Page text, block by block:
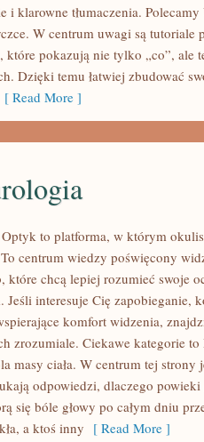
i klarowne tłumaczenia.
W centrum uwagi są tutoriale
które pokazują nie tylko „co”, ale
Dzięki temu łatwiej zbudować
[ Read More ]
Optyk to platforma, w którym
centrum wiedzy poświęcony
które chcą lepiej rozumieć swoje
Jeśli interesuje Cię zapobieganie,
komfort widzenia,
zrozumiale. Ciekawe kategorie
masy ciała. W centrum tej
odpowiedzi, dlaczego
się bóle głowy po całym dniu
a ktoś inny [ Read More ]